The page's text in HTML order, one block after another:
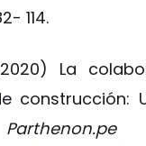
114.
La
construcción:
Parthenon.pe